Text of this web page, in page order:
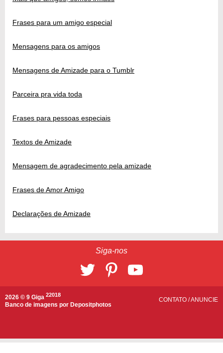
Frases para um amigo especial
Mensagens para os amigos
Mensagens de Amizade para o Tumblr
Parceira pra vida toda
Frases para pessoas especiais
Textos de Amizade
Mensagem de agradecimento pela amizade
Frases de Amor Amigo
Declarações de Amizade
Siga-nos
2026 © 9 Giga 22018
Banco de imagens por Depositphotos
CONTATO /ANUNCIE